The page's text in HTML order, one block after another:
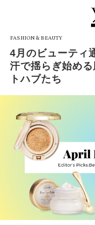
FASHION & BEAUTY
4月のビューティ
汗で揺らぎ始め
トハブたち